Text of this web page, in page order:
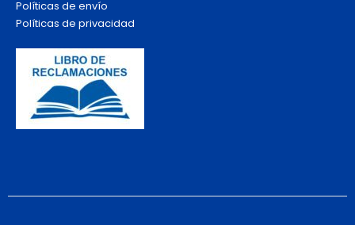
Políticas de envío
Políticas de privacidad